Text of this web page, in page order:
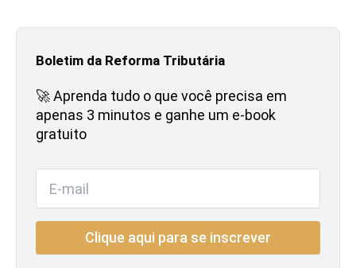
Boletim da Reforma Tributária
🚀 Aprenda tudo o que você precisa em
apenas 3 minutos e ganhe um e-book
gratuito